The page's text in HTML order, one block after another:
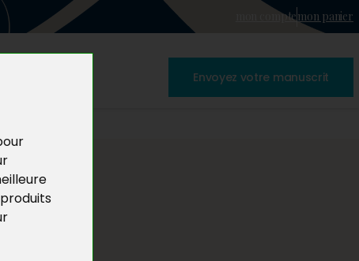
mon comptemon panier
Envoyez votre manuscrit